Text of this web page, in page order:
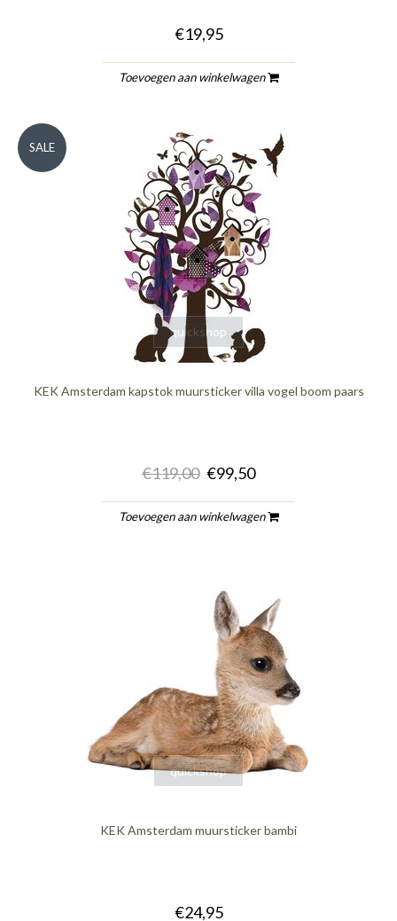
€19,95
Toevoegen aan winkelwagen
quickshop
SALE
KEK Amsterdam kapstok muursticker villa vogel boom paars
€119,00 €99,50
Toevoegen aan winkelwagen
quickshop
KEK Amsterdam muursticker bambi
€24,95